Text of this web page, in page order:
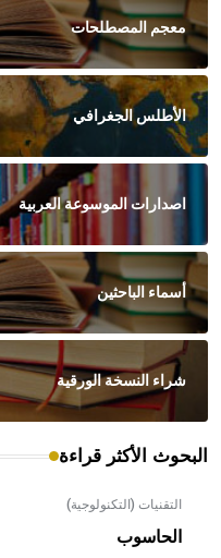
معجم المصطلحات
الأطلس الجغرافي
اصدارات الموسوعة العربية
أسماء الباحثين
شراء النسخة الورقية
البحوث الأكثر قراءة
التقنيات (التكنولوجية)
الحاسوب